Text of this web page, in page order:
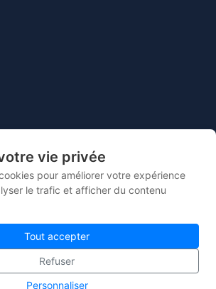
vie privée
pour améliorer votre expérience
le trafic et afficher du contenu
Tout accepter
Refuser
Personnaliser
Le comparateur français du jouet pas cher.